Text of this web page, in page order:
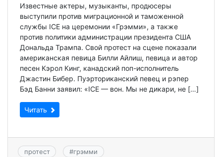
Известные актеры, музыканты, продюсеры
выступили против миграционной и таможенной
службы ICE на церемонии «Грэмми», а также
против политики администрации президента США
Дональда Трампа. Свой протест на сцене показали
американская певица Билли Айлиш, певица и автор
песен Кэрол Кинг, канадский поп-исполнитель
Джастин Бибер. Пуэрториканский певец и рэпер
Бэд Банни заявил: «ICE — вон. Мы не дикари, не […]
Читать
протест #грэмми